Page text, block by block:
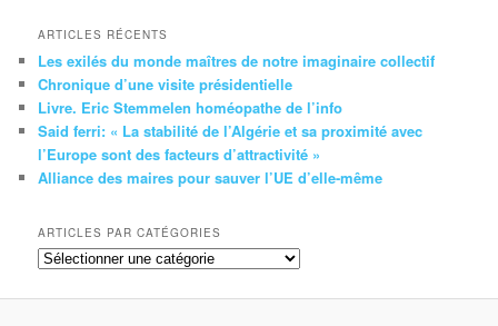
ARTICLES RÉCENTS
Les exilés du monde maîtres de notre imaginaire collectif
Chronique d’une visite présidentielle
Livre. Eric Stemmelen homéopathe de l’info
Said ferri: « La stabilité de l’Algérie et sa proximité avec
l’Europe sont des facteurs d’attractivité »
Alliance des maires pour sauver l’UE d’elle-même
ARTICLES PAR CATÉGORIES
Articles
catégories